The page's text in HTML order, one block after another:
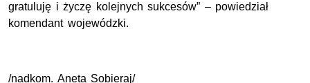
gratuluję i życzę kolejnych sukcesów” – powiedział
komendant wojewódzki.
/nadkom. Aneta Sobieraj/